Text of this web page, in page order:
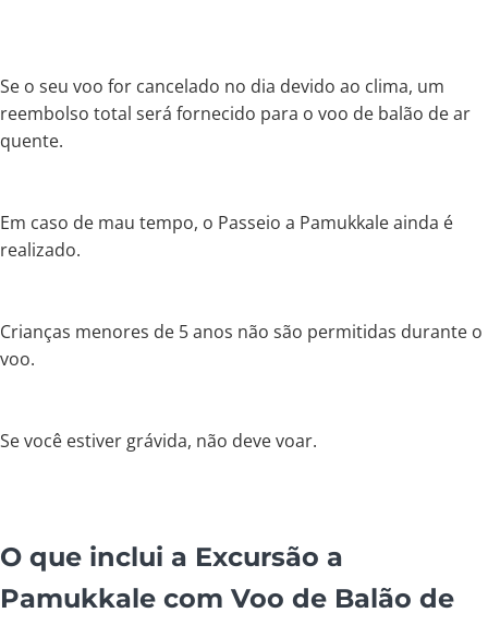
Se o seu voo for cancelado no dia devido ao clima, um
reembolso total será fornecido para o voo de balão de ar
quente.
Em caso de mau tempo, o Passeio a Pamukkale ainda é
realizado.
Crianças menores de 5 anos não são permitidas durante o
voo.
Se você estiver grávida, não deve voar.
O que inclui a Excursão a
Pamukkale com Voo de Balão de